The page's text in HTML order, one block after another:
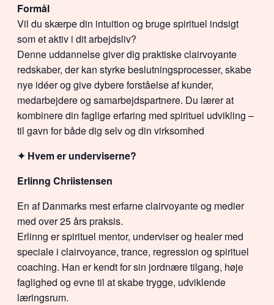
Formål
Vil du skærpe din intuition og bruge spirituel indsigt
som et aktiv i dit arbejdsliv?
Denne uddannelse giver dig praktiske clairvoyante
redskaber, der kan styrke beslutningsprocesser, skabe
nye idéer og give dybere forståelse af kunder,
medarbejdere og samarbejdspartnere. Du lærer at
kombinere din faglige erfaring med spirituel udvikling –
til gavn for både dig selv og din virksomhed
✦ Hvem er underviserne?
Erlinng Chriistensen
En af Danmarks mest erfarne clairvoyante og medier
med over 25 års praksis.
Erlinng er spirituel mentor, underviser og healer med
speciale i clairvoyance, trance, regression og spirituel
coaching. Han er kendt for sin jordnære tilgang, høje
faglighed og evne til at skabe trygge, udviklende
læringsrum.